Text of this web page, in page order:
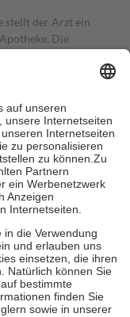
stellt der Arzt ein
Die
davon als Zuzahlung
in Höhe von zehn
fünf Euround
als die tatsächlichen
Apotheken.
beträgt die
Euro je
eigene Gesundheit zu
zu unterstützen,
18. Lebensjahr